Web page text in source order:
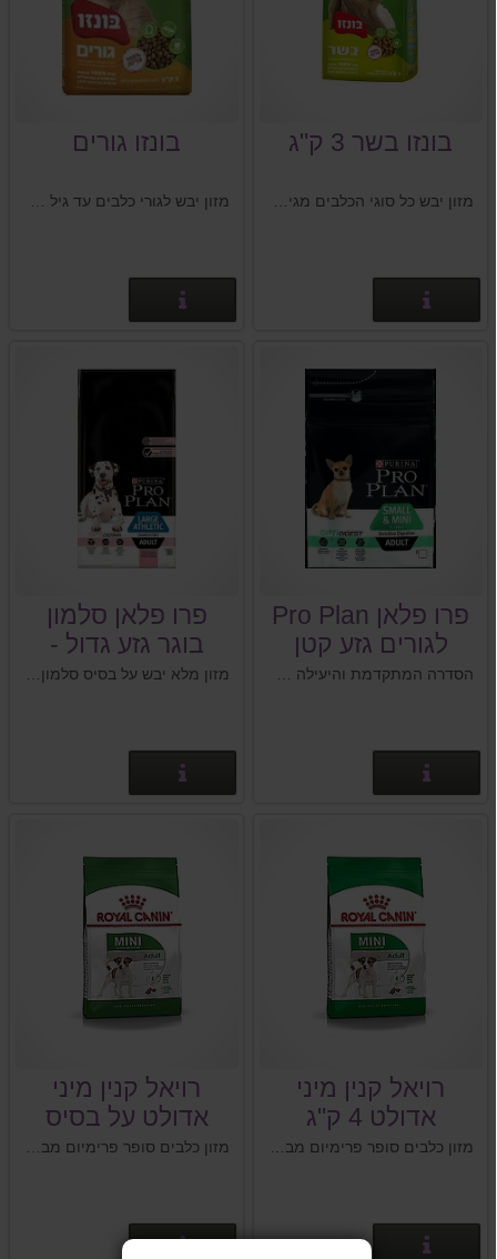
בונזו בשר 3 ק"ג
מזון יבש כל סוגי הכלבים מגיל שנה ומעלה.
בונזו גורים
מזון יבש לגורי כלבים עד גיל שנה.
פרו פלאן Pro Plan
לגורים גזע קטן
פרו פלאן סלמון
בוגר גזע גדול -
PRO PLAN
רויאל קנין מיני
אדולט 4 ק"ג
פרטים נוספים
רויאל קנין מיני
אדולט על בסיס
תירס 8 ק"ג
פרטים נוספים